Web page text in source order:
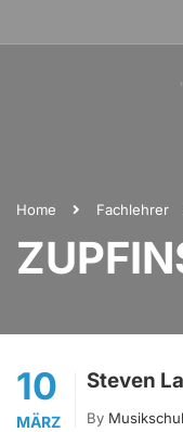
Home Fachlehrer
10
MÄRZ
Steven
By